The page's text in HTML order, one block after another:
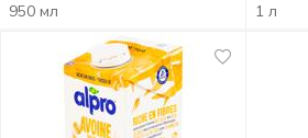
950 мл 1 л